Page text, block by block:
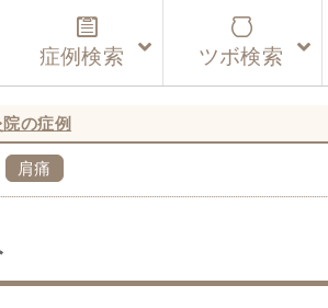
症例検索 ツボ検索
の症例
肩痛